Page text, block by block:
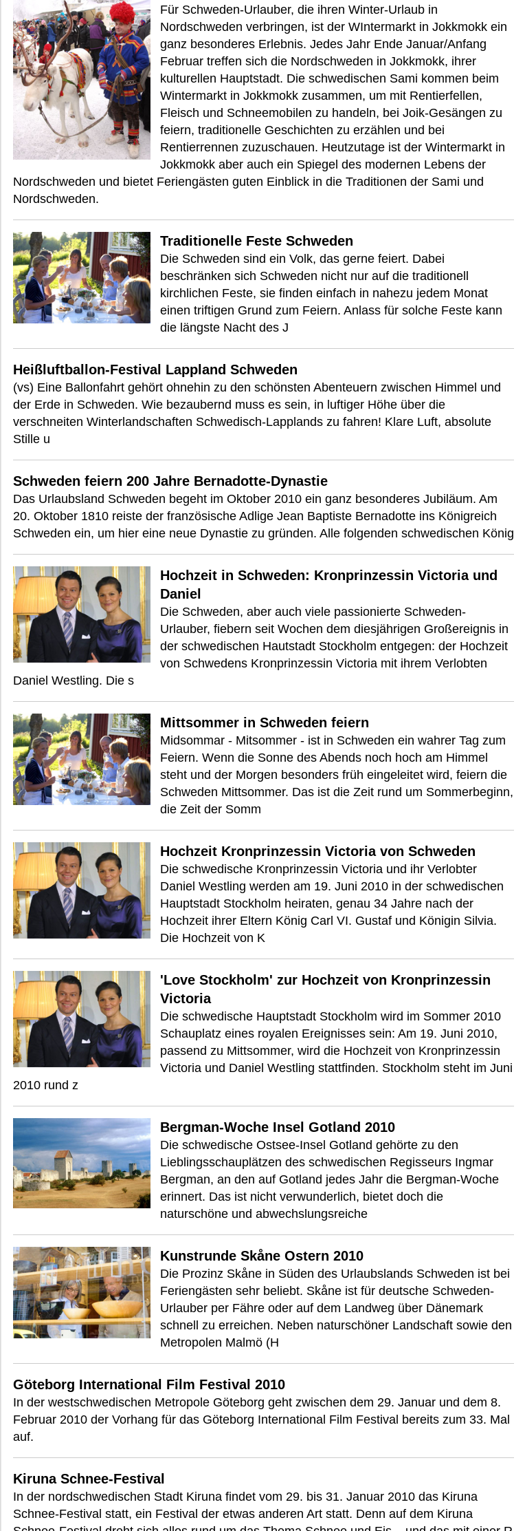
Für Schweden-Urlauber, die ihren Winter-Urlaub in
Nordschweden verbringen, ist der WIntermarkt in Jokkmokk ein
ganz besonderes Erlebnis. Jedes Jahr Ende Januar/Anfang
Februar treffen sich die Nordschweden in Jokkmokk, ihrer
kulturellen Hauptstadt. Die schwedischen Sami kommen beim
Wintermarkt in Jokkmokk zusammen, um mit Rentierfellen,
Fleisch und Schneemobilen zu handeln, bei Joik-Gesängen zu
feiern, traditionelle Geschichten zu erzählen und bei
Rentierrennen zuzuschauen. Heutzutage ist der Wintermarkt in
Jokkmokk aber auch ein Spiegel des modernen Lebens der
Nordschweden und bietet Feriengästen guten Einblick in die Traditionen der Sami und
Nordschweden.
Traditionelle Feste Schweden
Die Schweden sind ein Volk, das gerne feiert. Dabei
beschränken sich Schweden nicht nur auf die traditionell
kirchlichen Feste, sie finden einfach in nahezu jedem Monat
einen triftigen Grund zum Feiern. Anlass für solche Feste kann
die längste Nacht des J
Heißluftballon-Festival Lappland Schweden
(vs) Eine Ballonfahrt gehört ohnehin zu den schönsten Abenteuern zwischen Himmel und
der Erde in Schweden. Wie bezaubernd muss es sein, in luftiger Höhe über die
verschneiten Winterlandschaften Schwedisch-Lapplands zu fahren! Klare Luft, absolute
Stille u
Schweden feiern 200 Jahre Bernadotte-Dynastie
Das Urlaubsland Schweden begeht im Oktober 2010 ein ganz besonderes Jubiläum. Am
20. Oktober 1810 reiste der französische Adlige Jean Baptiste Bernadotte ins Königreich
Schweden ein, um hier eine neue Dynastie zu gründen. Alle folgenden schwedischen König
Hochzeit in Schweden: Kronprinzessin Victoria und
Daniel
Die Schweden, aber auch viele passionierte Schweden-
Urlauber, fiebern seit Wochen dem diesjährigen Großereignis in
der schwedischen Hautstadt Stockholm entgegen: der Hochzeit
von Schwedens Kronprinzessin Victoria mit ihrem Verlobten
Daniel Westling. Die s
Mittsommer in Schweden feiern
Midsommar - Mitsommer - ist in Schweden ein wahrer Tag zum
Feiern. Wenn die Sonne des Abends noch hoch am Himmel
steht und der Morgen besonders früh eingeleitet wird, feiern die
Schweden Mittsommer. Das ist die Zeit rund um Sommerbeginn,
die Zeit der Somm
Hochzeit Kronprinzessin Victoria von Schweden
Die schwedische Kronprinzessin Victoria und ihr Verlobter
Daniel Westling werden am 19. Juni 2010 in der schwedischen
Hauptstadt Stockholm heiraten, genau 34 Jahre nach der
Hochzeit ihrer Eltern König Carl VI. Gustaf und Königin Silvia.
Die Hochzeit von K
'Love Stockholm' zur Hochzeit von Kronprinzessin
Victoria
Die schwedische Hauptstadt Stockholm wird im Sommer 2010
Schauplatz eines royalen Ereignisses sein: Am 19. Juni 2010,
passend zu Mittsommer, wird die Hochzeit von Kronprinzessin
Victoria und Daniel Westling stattfinden. Stockholm steht im Juni
2010 rund z
Bergman-Woche Insel Gotland 2010
Die schwedische Ostsee-Insel Gotland gehörte zu den
Lieblingsschauplätzen des schwedischen Regisseurs Ingmar
Bergman, an den auf Gotland jedes Jahr die Bergman-Woche
erinnert. Das ist nicht verwunderlich, bietet doch die
naturschöne und abwechslungsreiche
Kunstrunde Skåne Ostern 2010
Die Prozinz Skåne in Süden des Urlaubslands Schweden ist bei
Feriengästen sehr beliebt. Skåne ist für deutsche Schweden-
Urlauber per Fähre oder auf dem Landweg über Dänemark
schnell zu erreichen. Neben naturschöner Landschaft sowie den
Metropolen Malmö (H
Göteborg International Film Festival 2010
In der westschwedischen Metropole Göteborg geht zwischen dem 29. Januar und dem 8.
Februar 2010 der Vorhang für das Göteborg International Film Festival bereits zum 33. Mal
auf.
Kiruna Schnee-Festival
In der nordschwedischen Stadt Kiruna findet vom 29. bis 31. Januar 2010 das Kiruna
Schnee-Festival statt, ein Festival der etwas anderen Art statt. Denn auf dem Kiruna